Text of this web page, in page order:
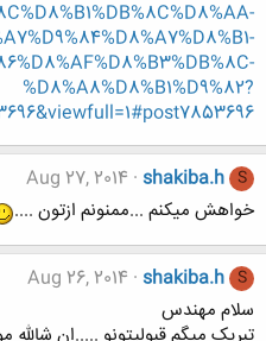
%D8%A8%D8%B1%D9%82?
S
shakiba.h
Aug 27, 2014
خواهش میکنم ...ممنونم ازتون ....
S
shakiba.h
Aug 26, 2014
سلام مهندس